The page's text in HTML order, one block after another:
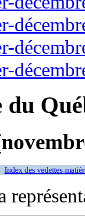
Index des vedettes-